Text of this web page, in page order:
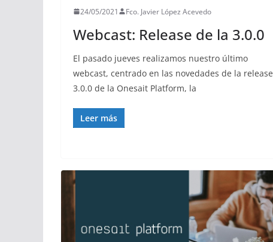
24/05/2021 Fco. Javier López Acevedo
Webcast: Release de la 3.0.0
El pasado jueves realizamos nuestro último
webcast, centrado en las novedades de la release
3.0.0 de la Onesait Platform, la
Leer más